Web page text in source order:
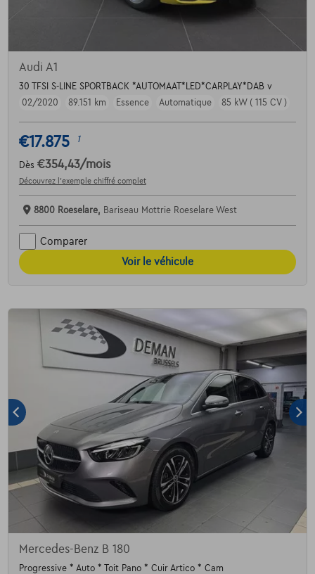
Audi A1
30 TFSI S-LINE SPORTBACK *AUTOMAAT*LED*CARPLAY*DAB v
02/2020
89.151 km Essence Automatique 85 kW ( 115 CV )
€17.875 1
Dès €354,43/mois
Découvrez l’exemple chiffré complet
8800 Roeselare, Bariseau Mottrie Roeselare West
Comparer
Voir le véhicule
Mercedes-Benz B 180
Progressive * Auto * Toit Pano * Cuir Artico * Cam